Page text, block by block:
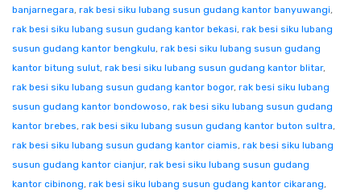
banjarnegara, rak besi siku lubang susun gudang kantor banyuwangi,
rak besi siku lubang susun gudang kantor bekasi, rak besi siku lubang
susun gudang kantor bengkulu, rak besi siku lubang susun gudang
kantor bitung sulut, rak besi siku lubang susun gudang kantor blitar,
rak besi siku lubang susun gudang kantor bogor, rak besi siku lubang
susun gudang kantor bondowoso, rak besi siku lubang susun gudang
kantor brebes, rak besi siku lubang susun gudang kantor buton sultra,
rak besi siku lubang susun gudang kantor ciamis, rak besi siku lubang
susun gudang kantor cianjur, rak besi siku lubang susun gudang
kantor cibinong, rak besi siku lubang susun gudang kantor cikarang,